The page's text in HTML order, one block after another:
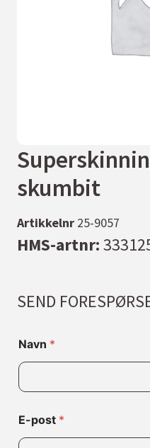
skumbit
Artikkelnr 25-9057
HMS-artnr:
SEND
Navn *
E-post *